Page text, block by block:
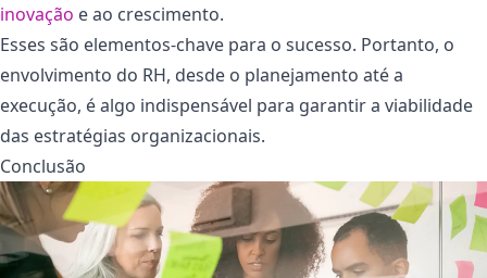
inovação e ao crescimento.
Esses são elementos-chave para o sucesso. Portanto, o
envolvimento do RH, desde o planejamento até a
execução, é algo indispensável para garantir a viabilidade
das estratégias organizacionais.
Conclusão